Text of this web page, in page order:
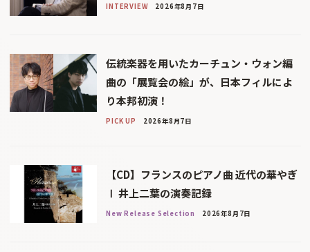
INTERVIEW 2026年8月7日
伝統楽器を用いたカーチュン・ウォン編
曲の「展覧会の絵」が、日本フィルによ
り本邦初演！
PICK UP 2026年8月7日
【CD】フランスのピアノ曲 近代の華やぎ
Ⅰ 井上二葉の演奏記録
New Release Selection 2026年8月7日